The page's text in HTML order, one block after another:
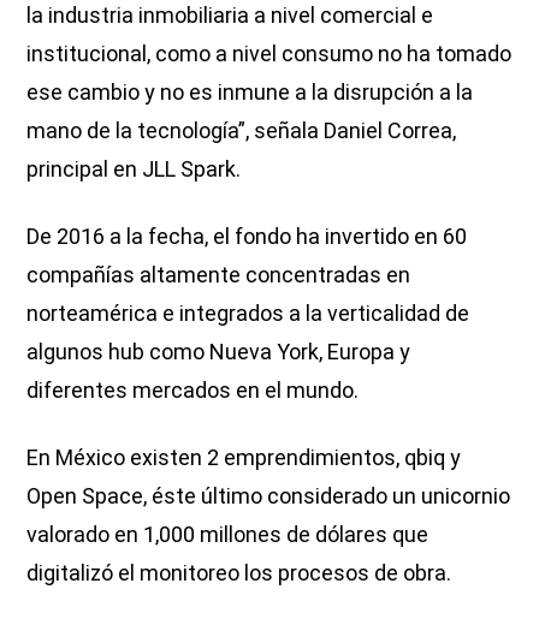
la industria inmobiliaria a nivel comercial e
institucional, como a nivel consumo no ha tomado
ese cambio y no es inmune a la disrupción a la
mano de la tecnología”, señala Daniel Correa,
principal en JLL Spark.
De 2016 a la fecha, el fondo ha invertido en 60
compañías altamente concentradas en
norteamérica e integrados a la verticalidad de
algunos hub como Nueva York, Europa y
diferentes mercados en el mundo.
En México existen 2 emprendimientos, qbiq y
Open Space, éste último considerado un unicornio
valorado en 1,000 millones de dólares que
digitalizó el monitoreo los procesos de obra.